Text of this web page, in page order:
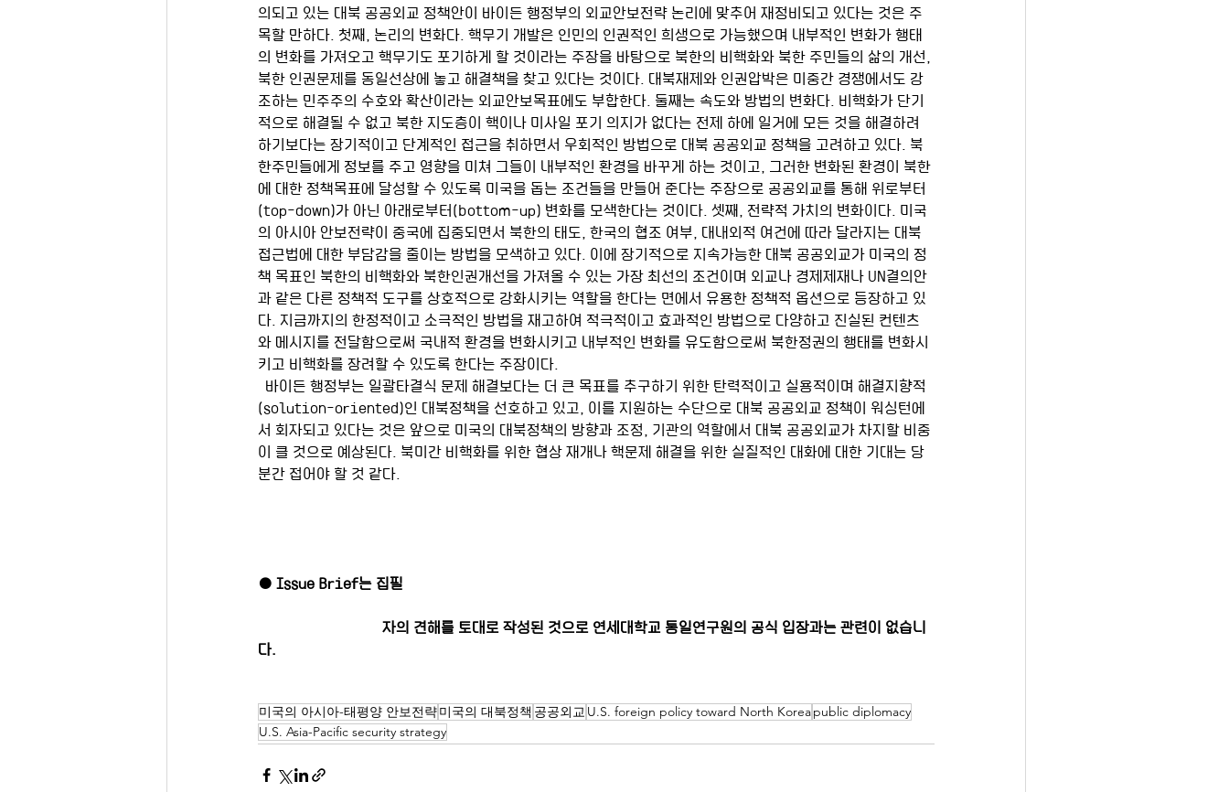
의되고 있는 대북 공공외교 정책안이 바이든 행정부의 외교안보전략 논리에 맞추어 재정비되고 있다는 것은 주
목할 만하다. 첫째, 논리의 변화다. 핵무기 개발은 인민의 인권적인 희생으로 가능했으며 내부적인 변화가 행태
의 변화를 가져오고 핵무기도 포기하게 할 것이라는 주장을 바탕으로 북한의 비핵화와 북한 주민들의 삶의 개선,
북한 인권문제를 동일선상에 놓고 해결책을 찾고 있다는 것이다. 대북재제와 인권압박은 미중간 경쟁에서도 강
조하는 민주주의 수호와 확산이라는 외교안보목표에도 부합한다. 둘째는 속도와 방법의 변화다. 비핵화가 단기
적으로 해결될 수 없고 북한 지도층이 핵이나 미사일 포기 의지가 없다는 전제 하에 일거에 모든 것을 해결하려
하기보다는 장기적이고 단계적인 접근을 취하면서 우회적인 방법으로 대북 공공외교 정책을 고려하고 있다. 북
한주민들에게 정보를 주고 영향을 미쳐 그들이 내부적인 환경을 바꾸게 하는 것이고, 그러한 변화된 환경이 북한
에 대한 정책목표에 달성할 수 있도록 미국을 돕는 조건들을 만들어 준다는 주장으로 공공외교를 통해 위로부터
(top-down)가 아닌 아래로부터(bottom-up) 변화를 모색한다는 것이다. 셋째, 전략적 가치의 변화이다. 미국
의 아시아 안보전략이 중국에 집중되면서 북한의 태도, 한국의 협조 여부, 대내외적 여건에 따라 달라지는 대북
접근법에 대한 부담감을 줄이는 방법을 모색하고 있다. 이에 장기적으로 지속가능한 대북 공공외교가 미국의 정
책 목표인 북한의 비핵화와 북한인권개선을 가져올 수 있는 가장 최선의 조건이며 외교나 경제제재나 UN결의안
과 같은 다른 정책적 도구를 상호적으로 강화시키는 역할을 한다는 면에서 유용한 정책적 옵션으로 등장하고 있
다. 지금까지의 한정적이고 소극적인 방법을 재고하여 적극적이고 효과적인 방법으로 다양하고 진실된 컨텐츠
와 메시지를 전달함으로써 국내적 환경을 변화시키고 내부적인 변화를 유도함으로써 북한정권의 행태를 변화시
키고 비핵화를 장려할 수 있도록 한다는 주장이다.
(solution-oriented)인 대북정책을 선호하고 있고, 이를 지원하는 수단으로 대북 공공외교 정책이 워싱턴에
서 회자되고 있다는 것은 앞으로 미국의 대북정책의 방향과 조정, 기관의 역할에서 대북 공공외교가 차지할 비중
이 클 것으로 예상된다. 북미간 비핵화를 위한 협상 재개나 핵문제 해결을 위한 실질적인 대화에 대한 기대는 당
분간 접어야 할 것 같다.
● Issue Brief는 집필
자의 견해를 토대로 작성된 것으로 연세대학교 통일연구원의 공식 입장과는 관련이 없습니
다.
미국의 아시아-태평양 안보전략미국의 대북정책 공공외교 U.S. foreign policy toward North Koreapublic diplomacy
U.S. Asia-Pacific security strategy